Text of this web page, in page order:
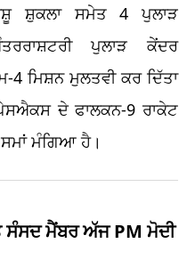
ਸ਼ੁਕਲਾ ਸਮੇਤ 4 ਪੁਲਾੜ
ਪੁਲਾੜ ਕੇਂਦਰ
ਮਿਸ਼ਨ ਮੁਲਤਵੀ ਕਰ ਦਿੱਤਾ
ਦੇ ਫਾਲਕਨ-9 ਰਾਕੇਟ
ਮੰਗਿਆ ਹੈ।
ਸੰਸਦ ਮੈਂਬਰ ਅੱਜ PM ਮੋਦੀ